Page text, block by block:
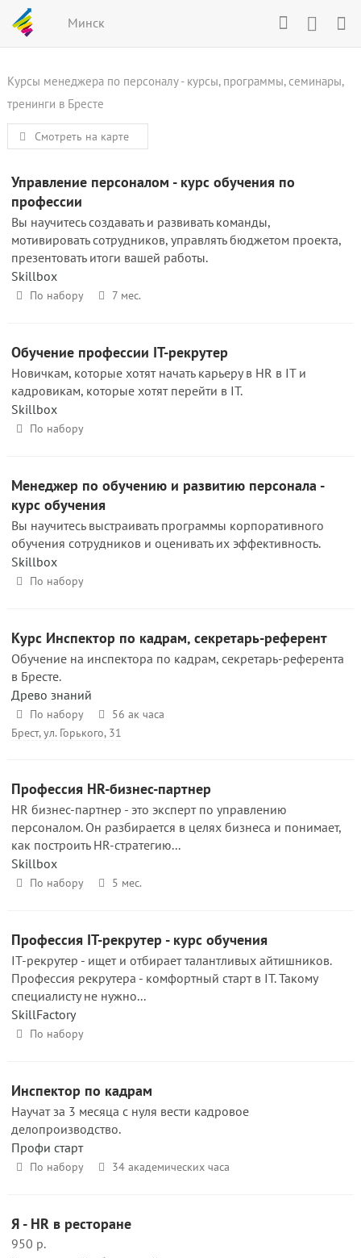
Минск
Курсы менеджера по персоналу - курсы, программы, семинары,
тренинги в Бресте
Смотреть на карте
Управление персоналом - курс обучения по
профессии
Вы научитесь создавать и развивать команды,
мотивировать сотрудников, управлять бюджетом проекта,
презентовать итоги вашей работы.
Skillbox
По набору 7 мес.
Обучение профессии IT-рекрутер
Новичкам, которые хотят начать карьеру в HR в IT и
кадровикам, которые хотят перейти в IT.
Skillbox
По набору
Менеджер по обучению и развитию персонала -
курс обучения
Вы научитесь выстраивать программы корпоративного
обучения сотрудников и оценивать их эффективность.
Skillbox
По набору
Курс Инспектор по кадрам, секретарь-референт
Обучение на инспектора по кадрам, секретарь-референта
в Бресте.
Древо знаний
По набору
56 ак часа
Брест, ул. Горького, 31
Профессия HR-бизнес-партнер
HR бизнес-партнер - это эксперт по управлению
персоналом. Он разбирается в целях бизнеса и понимает,
как построить HR-стратегию...
Skillbox
По набору 5 мес.
Профессия IT-рекрутер - курс обучения
IT-рекрутер - ищет и отбирает талантливых айтишников.
Профессия рекрутера - комфортный старт в IT. Такому
специалисту не нужно...
SkillFactory
По набору
Инспектор по кадрам
Научат за 3 месяца с нуля вести кадровое
делопроизводство.
Профи старт
По набору 34 академических часа
Я - HR в ресторане
950 р.